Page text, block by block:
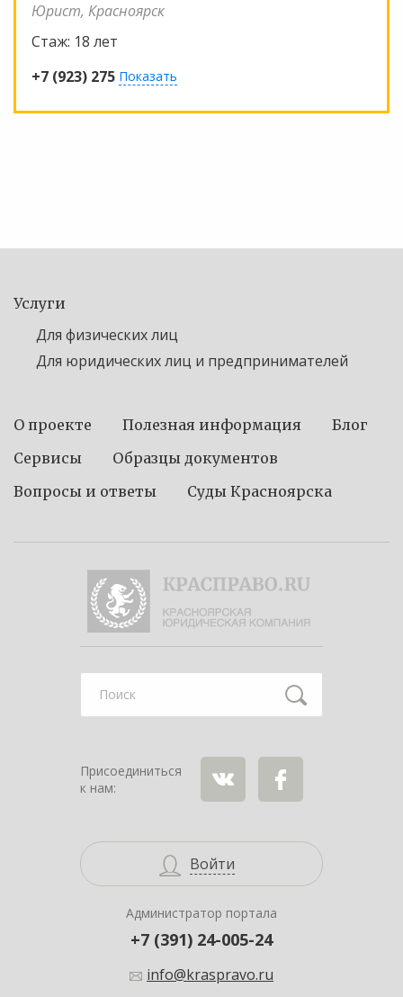
Юрист, Красноярск
Стаж: 18 лет
+7 (923) 275 Показать
Услуги
Для физических лиц
Для юридических лиц и предпринимателей
О проекте Полезная информация
Блог
Сервисы
Образцы документов
Вопросы и ответы
Суды Красноярска
Присоединиться
к нам:
Войти
Администратор портала
+7 (391) 24-005-24
info@kraspravo.ru